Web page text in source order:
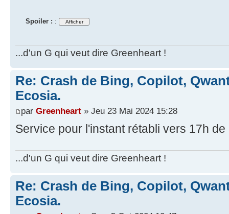
Spoiler : :
...d'un G qui veut dire Greenheart !
Re: Crash de Bing, Copilot,
Ecosia.
par Greenheart » Jeu 23 Mai 2024 15:28
Service pour l'instant rétabli vers 17h
...d'un G qui veut dire Greenheart !
Re: Crash de Bing, Copilot,
Ecosia.